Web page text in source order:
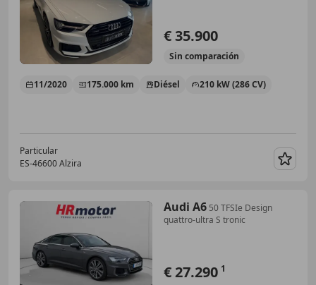
€ 35.900
Sin comparación
11/2020 175.000 km Diésel 210 kW (286 CV)
Particular
ES-46600 Alzira
Audi A6 50 TFSIe Design
quattro-ultra S tronic
€ 27.290 1